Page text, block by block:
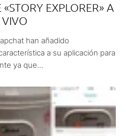
EXPLORER» A
VIVO
han añadido
a su aplicación para
ya que...